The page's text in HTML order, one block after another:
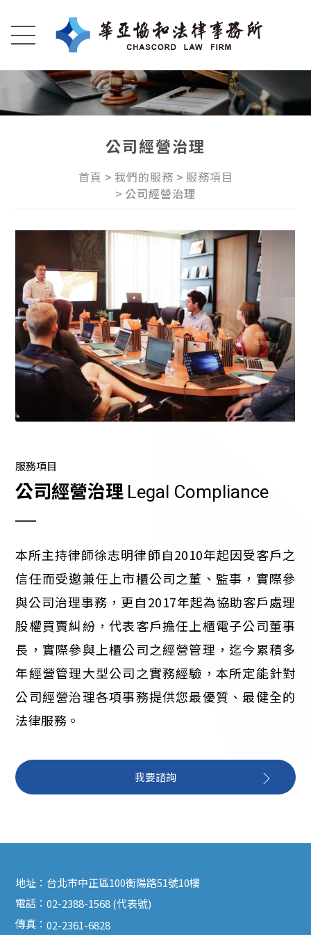
公司經營治理
首頁 我們的服務
服務項目
公司經營治理
服務項目
公司經營治理 Legal Compliance
本所主持律師徐志明律師自2010年起因受客戶之
信任而受邀兼任上市櫃公司之董、監事，實際參
與公司治理事務，更自2017年起為協助客戶處理
股權買賣糾紛，代表客戶擔任上櫃電子公司董事
長，實際參與上櫃公司之經營管理，迄今累積多
年經營管理大型公司之實務經驗，本所定能針對
公司經營治理各項事務提供您最優質、最健全的
法律服務。
我要諮詢
地址： 台北市中正區100衡陽路51號10樓
電話：02-2388-1568 (代表號)
傳真：02-2361-6828